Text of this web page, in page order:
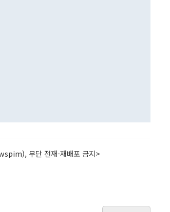
무단 전재-재배포 금지>